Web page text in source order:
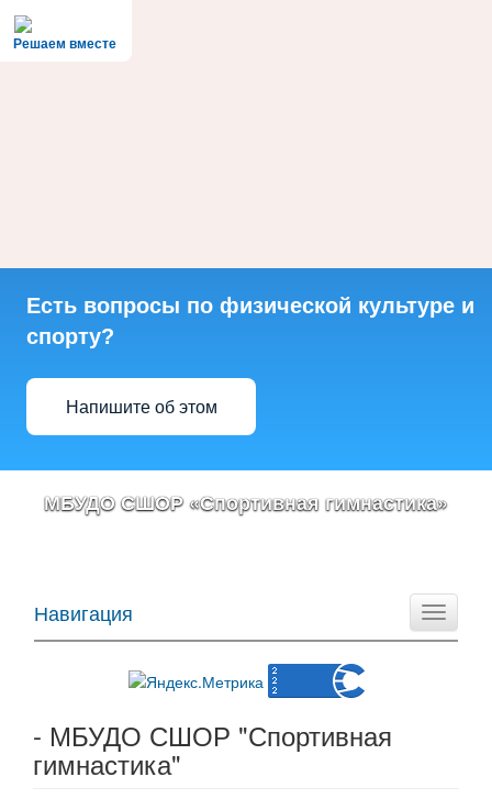
Решаем вместе
Есть вопросы по физической культуре и
спорту?
Напишите об этом
МБУДО СШОР «Спортивная гимнастика»
Toggle
Навигация
- МБУДО СШОР "Спортивная
гимнастика"